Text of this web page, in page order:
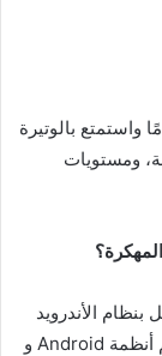
واستمتع بالوتيرة
ومستويات
الأندرويد
والأيفون، ولكن النسخة المكافئة لها. كما أنه يدعم أنظمة Android و